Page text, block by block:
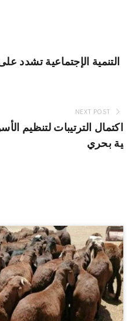
التنمية الإجتماعية تشدد
NEXT POST
اكتمال الترتيبات لتنظيم
ية بحري